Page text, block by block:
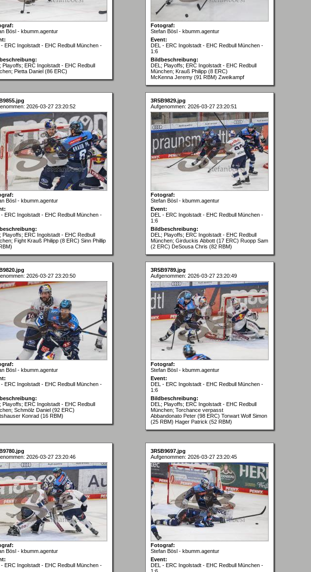
Bösl - kbumm.agentur
- ERC Ingolstadt - EHC Redbull München -
Playoffs; ERC Ingolstadt - EHC Redbull
Pietta Daniel (86 ERC)
Fotograf:
Stefan Bösl - kbumm.agentur
Event:
DEL - ERC Ingolstadt - EHC Redbull München -
1:6
Bildbeschreibung:
DEL; Playoffs; ERC Ingolstadt - EHC Redbull
München; Krauß Philipp (8 ERC)
McKenna Jeremy (91 RBM) Zweikampf
2026-03-27 23:20:52
Bösl - kbumm.agentur
- ERC Ingolstadt - EHC Redbull München -
Playoffs; ERC Ingolstadt - EHC Redbull
Fight Krauß Philipp (8 ERC) Sinn Phillip
3R5B9829.jpg
Aufgenommen: 2026-03-27 23:20:51
Fotograf:
Stefan Bösl - kbumm.agentur
Event:
DEL - ERC Ingolstadt - EHC Redbull München -
1:6
Bildbeschreibung:
DEL; Playoffs; ERC Ingolstadt - EHC Redbull
München; Girduckis Abbott (17 ERC) Ruopp Sam
(2 ERC) DeSousa Chris (82 RBM)
2026-03-27 23:20:50
Bösl - kbumm.agentur
- ERC Ingolstadt - EHC Redbull München -
Playoffs; ERC Ingolstadt - EHC Redbull
Schmölz Daniel (92 ERC)
Konrad (16 RBM)
3R5B9789.jpg
Aufgenommen: 2026-03-27 23:20:49
Fotograf:
Stefan Bösl - kbumm.agentur
Event:
DEL - ERC Ingolstadt - EHC Redbull München -
1:6
Bildbeschreibung:
DEL; Playoffs; ERC Ingolstadt - EHC Redbull
München; Torchance verpasst
Abbandonato Peter (98 ERC) Torwart Wolf Simon
(25 RBM) Hager Patrick (52 RBM)
2026-03-27 23:20:46
Bösl - kbumm.agentur
- ERC Ingolstadt - EHC Redbull München -
3R5B9697.jpg
Aufgenommen: 2026-03-27 23:20:45
Fotograf:
Stefan Bösl - kbumm.agentur
Event:
DEL - ERC Ingolstadt - EHC Redbull München -